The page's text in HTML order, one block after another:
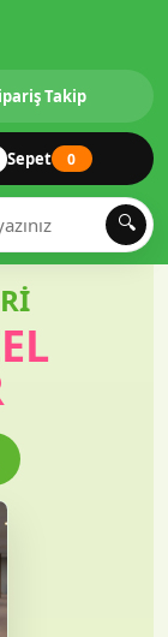
🔍
Takip
Sepet 0